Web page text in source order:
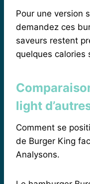
Pour une version
demandez ces
saveurs restent
quelques calories
light
Comment se
de Burger King
Analysons.